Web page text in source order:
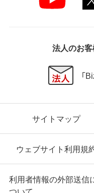
法人のお
「
サイトマップ
ウェブサイト利用規
利用者情報の外部送信